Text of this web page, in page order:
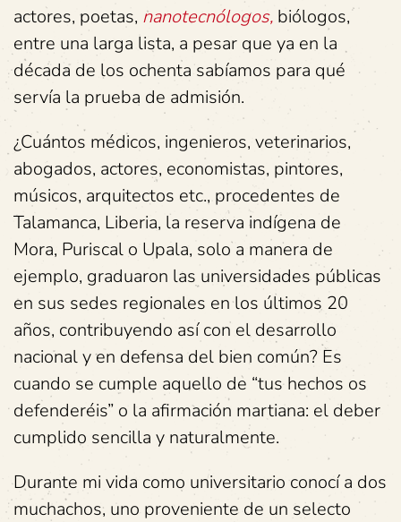
actores, poetas, nanotecnólogos, biólogos,
entre una larga lista, a pesar que ya en la
década de los ochenta sabíamos para qué
servía la prueba de admisión.
¿Cuántos médicos, ingenieros, veterinarios,
abogados, actores, economistas, pintores,
músicos, arquitectos etc., procedentes de
Talamanca, Liberia, la reserva indígena de
Mora, Puriscal o Upala, solo a manera de
ejemplo, graduaron las universidades públicas
en sus sedes regionales en los últimos 20
años, contribuyendo así con el desarrollo
nacional y en defensa del bien común? Es
cuando se cumple aquello de “tus hechos os
defenderéis” o la afirmación martiana: el deber
cumplido sencilla y naturalmente.
Durante mi vida como universitario conocí a dos
muchachos, uno proveniente de un selecto